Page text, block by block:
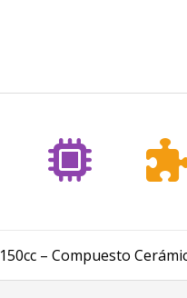
– Compuesto